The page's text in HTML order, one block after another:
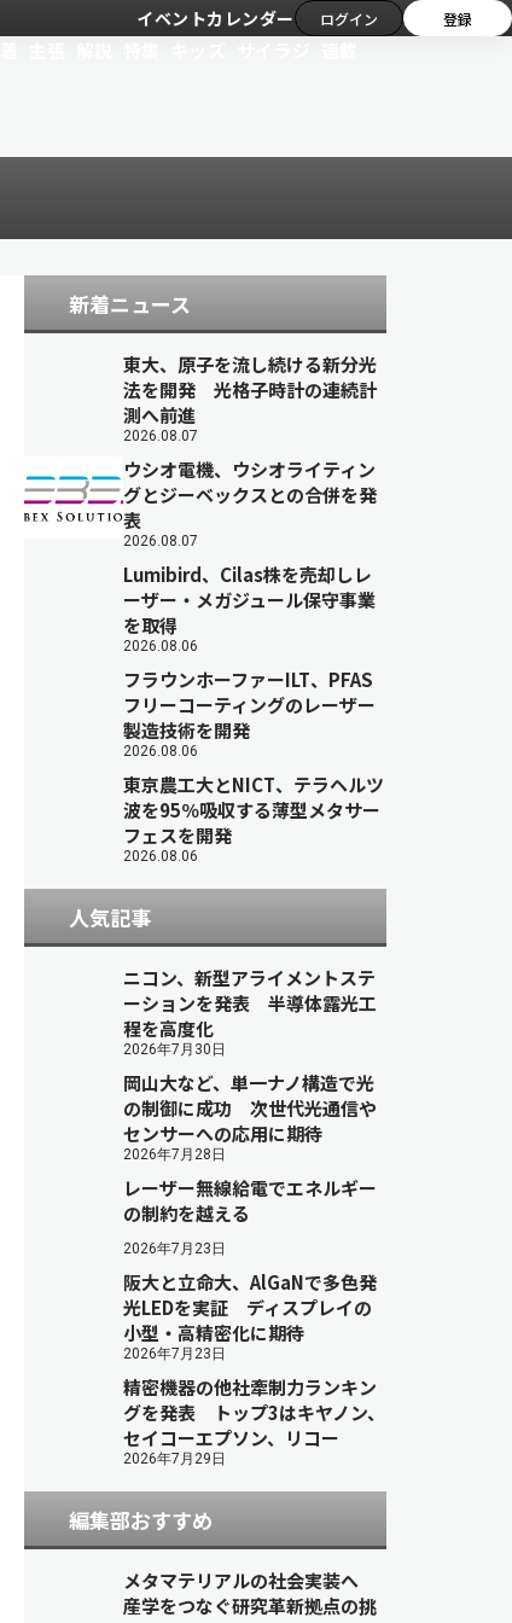
イベントカレンダー ログイン 登録
新着ニュース
東大、原子を流し続ける新分光
法を開発 光格子時計の連続計
測へ前進
2026.08.07
ウシオ電機、ウシオライティン
グとジーベックスとの合併を発
表
2026.08.07
Lumibird、Cilas株を売却しレ
ーザー・メガジュール保守事業
を取得
2026.08.06
フラウンホーファーILT、PFAS
フリーコーティングのレーザー
製造技術を開発
2026.08.06
東京農工大とNICT、テラヘルツ
波を95％吸収する薄型メタサー
フェスを開発
2026.08.06
人気記事
ニコン、新型アライメントステ
ーションを発表 半導体露光工
程を高度化
2026年7月30日
岡山大など、単一ナノ構造で光
の制御に成功 次世代光通信や
センサーへの応用に期待
2026年7月28日
レーザー無線給電でエネルギー
の制約を越える
2026年7月23日
阪大と立命大、AlGaNで多色発
光LEDを実証 ディスプレイの
小型・高精密化に期待
2026年7月23日
精密機器の他社牽制力ランキン
グを発表 トップ3はキヤノン、
セイコーエプソン、リコー
2026年7月29日
編集部おすすめ
メタマテリアルの社会実装へ
産学をつなぐ研究革新拠点の挑